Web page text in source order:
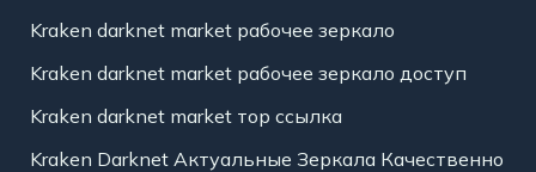
Kraken darknet market рабочее зеркало
Kraken darknet market рабочее зеркало доступ
Kraken darknet market тор ссылка
Kraken Darknet Актуальные Зеркала Качественно